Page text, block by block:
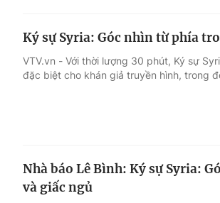
Điện ảnh
Âm nhạc
Du
Ký sự Syria: Góc nhìn từ phía
VTV.vn - Với thời lượng 30 phút, Ký sự
đặc biệt cho khán giả truyền hình, trong
Nhà báo Lê Bình: Ký sự Syria:
và giấc ngủ